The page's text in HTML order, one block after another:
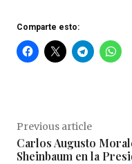
Comparte esto:
Previous article
Carlos Augusto
Sheinbaum en la